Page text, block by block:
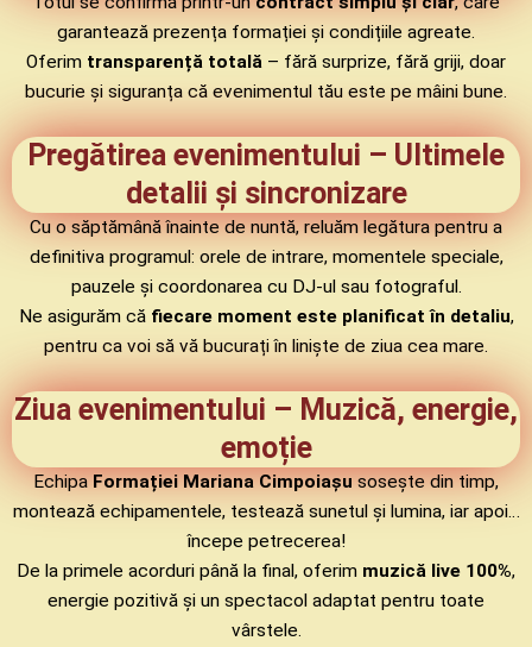
garantează prezența formației și condițiile agreate.
Oferim transparență totală – fără surprize, fără griji, doar
bucurie și siguranța că evenimentul tău este pe mâini bune.
Pregătirea evenimentului – Ultimele
detalii și sincronizare
Cu o săptămână înainte de nuntă, reluăm legătura pentru a
definitiva programul: orele de intrare, momentele speciale,
pauzele și coordonarea cu DJ-ul sau fotograful.
Ne asigurăm că fiecare moment este planificat în detaliu,
pentru ca voi să vă bucurați în liniște de ziua cea mare.
Ziua evenimentului – Muzică, energie,
emoție
EchipaFormației Mariana Cimpoiașusosește din timp,
montează echipamentele, testează sunetul și lumina, iar apoi…
începe petrecerea!
De la primele acorduri până la final, oferim muzică live 100%,
energie pozitivă și un spectacol adaptat pentru toate
vârstele.